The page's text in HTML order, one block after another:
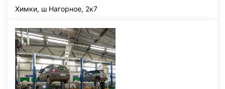
Химки, ш Нагорное, 2к7